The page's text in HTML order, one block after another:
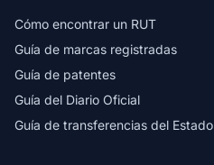
Cómo encontrar un RUT
Guía de marcas registradas
Guía de patentes
Guía del Diario Oficial
Guía de transferencias del Estado